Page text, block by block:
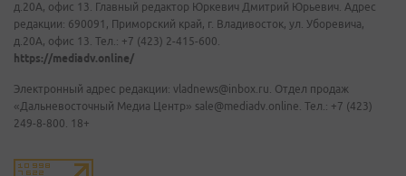
д.20А, офис 13. Главный редактор Юркевич Дмитрий Юрьевич. Адрес
редакции: 690091, Приморский край, г. Владивосток, ул. Уборевича,
д.20А, офис 13. Тел.: +7 (423) 2-415-600.
https://mediadv.online/
Электронный адрес редакции: vladnews@inbox.ru. Отдел продаж
«Дальневосточный Медиа Центр» sale@mediadv.online. Тел.: +7 (423)
249-8-800. 18+